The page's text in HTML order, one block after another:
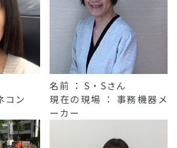
コン
名前 ： S・Sさん
現在の現場 ： 事務機器メ
ーカー